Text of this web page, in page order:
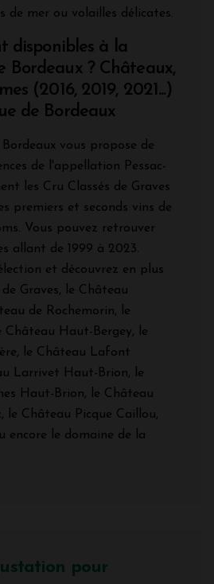
de mer ou volailles délicates.
disponibles à la
Bordeaux ? Châteaux,
(2016, 2019, 2021...)
de Bordeaux
vous propose de
de l'appellation Pessac-
les Cru Classés de Graves
premiers et seconds vins de
Vous pouvez retrouver
allant de 1999 à 2023.
et découvrez en plus
de Graves, le Château
de Rochemorin, le
Château Haut-Bergey, le
le Château Lafont
Larrivet Haut-Brion, le
Haut-Brion, le Château
le Château Picque Caillou,
encore le domaine de la
pour